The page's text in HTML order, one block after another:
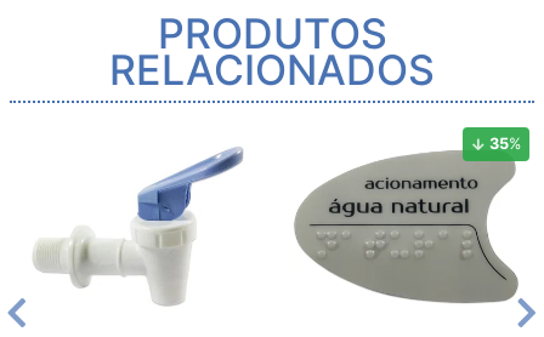
PRODUTOS
RELACIONADOS
35%